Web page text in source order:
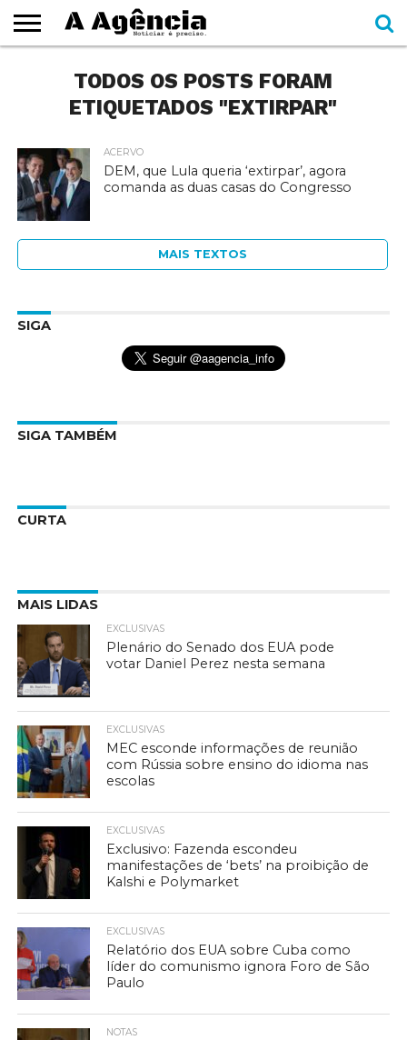
CADERNOS
SEÇÕES
ESPECIAIS
COMO
AJUDAR
CONTATOTODOS OS POSTS FORAM
ETIQUETADOS "EXTIRPAR"
ACERVO
DEM, que Lula queria ‘extirpar’, agora
comanda as duas casas do Congresso
MAIS TEXTOS
SIGA
SIGA TAMBÉM
CURTA
MAIS LIDAS
EXCLUSIVAS
Plenário do Senado dos EUA pode
votar Daniel Perez nesta semana
EXCLUSIVAS
MEC esconde informações de reunião
com Rússia sobre ensino do idioma nas
escolas
EXCLUSIVAS
Exclusivo: Fazenda escondeu
manifestações de ‘bets’ na proibição de
Kalshi e Polymarket
EXCLUSIVAS
Relatório dos EUA sobre Cuba como
líder do comunismo ignora Foro de São
Paulo
NOTAS